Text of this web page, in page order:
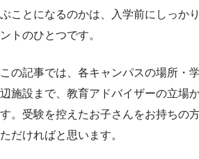
ぶことになるのかは、入学前にしっか
ントのひとつです。
この記事では、各キャンパスの場所・
辺施設まで、教育アドバイザーの立場
す。受験を控えたお子さんをお持ちの
ただければと思います。